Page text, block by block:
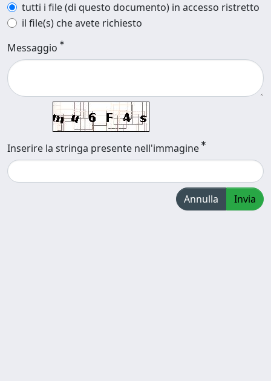
tutti i file (di questo documento) in accesso ristretto
il file(s) che avete richiesto
Messaggio
Inserire la stringa presente nell'immagine
Annulla Invia